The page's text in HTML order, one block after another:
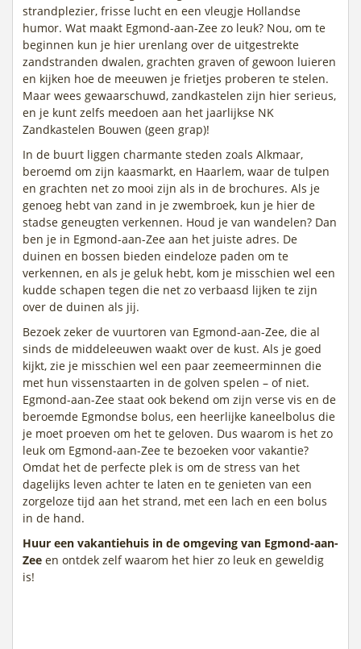
strandplezier, frisse lucht en een vleugje Hollandse
humor. Wat maakt Egmond-aan-Zee zo leuk? Nou, om te
beginnen kun je hier urenlang over de uitgestrekte
zandstranden dwalen, grachten graven of gewoon luieren
en kijken hoe de meeuwen je frietjes proberen te stelen.
Maar wees gewaarschuwd, zandkastelen zijn hier serieus,
en je kunt zelfs meedoen aan het jaarlijkse NK
Zandkastelen Bouwen (geen grap)!
In de buurt liggen charmante steden zoals Alkmaar,
beroemd om zijn kaasmarkt, en Haarlem, waar de tulpen
en grachten net zo mooi zijn als in de brochures. Als je
genoeg hebt van zand in je zwembroek, kun je hier de
stadse geneugten verkennen. Houd je van wandelen? Dan
ben je in Egmond-aan-Zee aan het juiste adres. De
duinen en bossen bieden eindeloze paden om te
verkennen, en als je geluk hebt, kom je misschien wel een
kudde schapen tegen die net zo verbaasd lijken te zijn
over de duinen als jij.
Bezoek zeker de vuurtoren van Egmond-aan-Zee, die al
sinds de middeleeuwen waakt over de kust. Als je goed
kijkt, zie je misschien wel een paar zeemeerminnen die
met hun vissenstaarten in de golven spelen – of niet.
Egmond-aan-Zee staat ook bekend om zijn verse vis en de
beroemde Egmondse bolus, een heerlijke kaneelbolus die
je moet proeven om het te geloven. Dus waarom is het zo
leuk om Egmond-aan-Zee te bezoeken voor vakantie?
Omdat het de perfecte plek is om de stress van het
dagelijks leven achter te laten en te genieten van een
zorgeloze tijd aan het strand, met een lach en een bolus
in de hand.
Huur een vakantiehuis in de omgeving van Egmond-aan-
Zee en ontdek zelf waarom het hier zo leuk en geweldig
is!